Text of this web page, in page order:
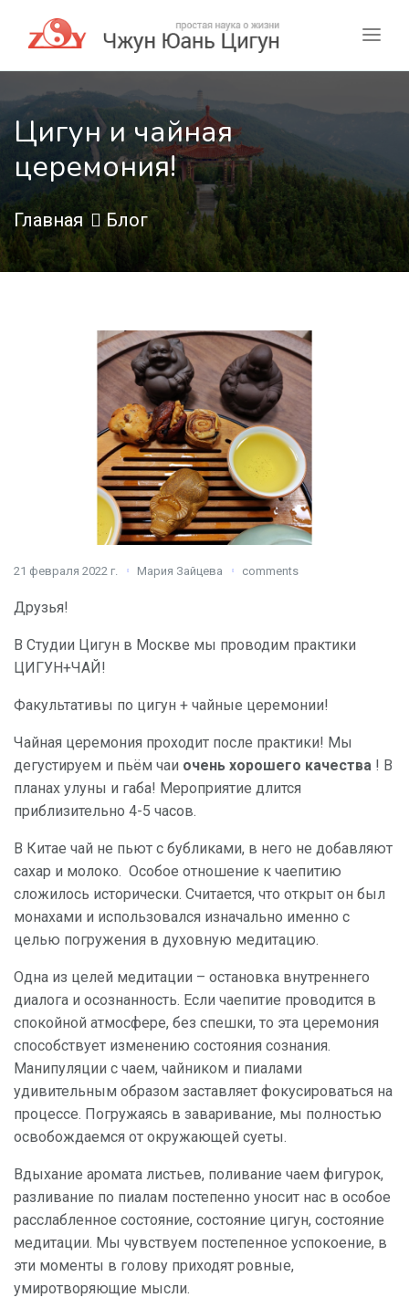
Цигун и чайная
церемония!
Главная Блог
21 февраля 2022 г. Мария Зайцева comments
Друзья!
В Студии Цигун в Москве мы проводим практики
ЦИГУН+ЧАЙ!
Факультативы по цигун + чайные церемонии!
Чайная церемония проходит после практики! Мы
дегустируем и пьём чаи очень хорошего качества ! В
планах улуны и габа! Мероприятие длится
приблизительно 4-5 часов.
В Китае чай не пьют с бубликами, в него не добавляют
сахар и молоко. Особое отношение к чаепитию
сложилось исторически. Считается, что открыт он был
монахами и использовался изначально именно с
целью погружения в духовную медитацию.
Одна из целей медитации – остановка внутреннего
диалога и осознанность. Если чаепитие проводится в
спокойной атмосфере, без спешки, то эта церемония
способствует изменению состояния сознания.
Манипуляции с чаем, чайником и пиалами
удивительным образом заставляет фокусироваться на
процессе. Погружаясь в заваривание, мы полностью
освобождаемся от окружающей суеты.
Вдыхание аромата листьев, поливание чаем фигурок,
разливание по пиалам постепенно уносит нас в особое
расслабленное состояние, состояние цигун, состояние
медитации. Мы чувствуем постепенное успокоение, в
эти моменты в голову приходят ровные,
умиротворяющие мысли.